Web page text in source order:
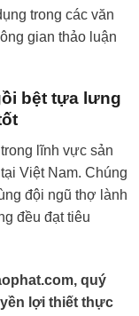
trong các văn
gian thảo luận
bệt tựa lưng
lĩnh vực sản
Việt Nam. Chúng
đội ngũ thợ lành
đều đạt tiêu
quý
lợi thiết thực